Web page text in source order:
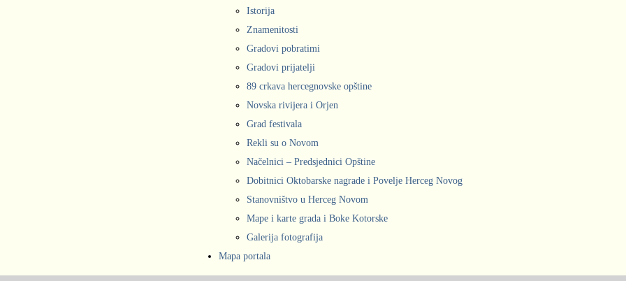
Istorija
Znamenitosti
Gradovi pobratimi
Gradovi prijatelji
89 crkava hercegnovske opštine
Novska rivijera i Orjen
Grad festivala
Rekli su o Novom
Načelnici – Predsjednici Opštine
Dobitnici Oktobarske nagrade i Povelje Herceg Novog
Stanovništvo u Herceg Novom
Mape i karte grada i Boke Kotorske
Galerija fotografija
Mapa portala